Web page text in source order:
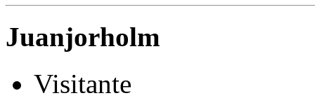
Juanjorholm
Visitante